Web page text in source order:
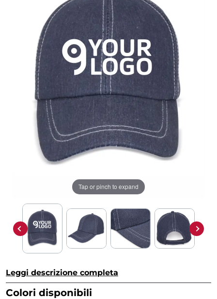
Tap or pinch to expand
Leggi descrizione completa
Colori disponibili